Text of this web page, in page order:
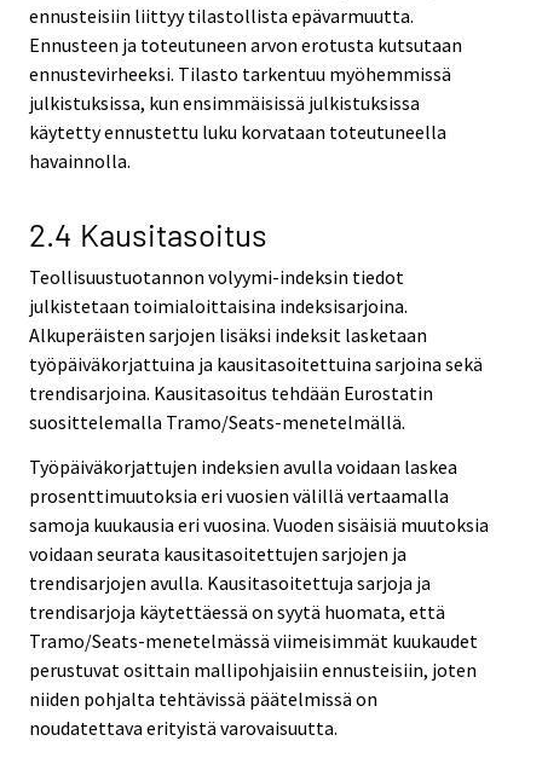
ennusteisiin liittyy tilastollista epävarmuutta.
Ennusteen ja toteutuneen arvon erotusta kutsutaan
ennustevirheeksi. Tilasto tarkentuu myöhemmissä
julkistuksissa, kun ensimmäisissä julkistuksissa
käytetty ennustettu luku korvataan toteutuneella
havainnolla.
2.4 Kausitasoitus
Teollisuustuotannon volyymi-indeksin tiedot
julkistetaan toimialoittaisina indeksisarjoina.
Alkuperäisten sarjojen lisäksi indeksit lasketaan
työpäiväkorjattuina ja kausitasoitettuina sarjoina sekä
trendisarjoina. Kausitasoitus tehdään Eurostatin
suosittelemalla Tramo/Seats-menetelmällä.
Työpäiväkorjattujen indeksien avulla voidaan laskea
prosenttimuutoksia eri vuosien välillä vertaamalla
samoja kuukausia eri vuosina. Vuoden sisäisiä muutoksia
voidaan seurata kausitasoitettujen sarjojen ja
trendisarjojen avulla. Kausitasoitettuja sarjoja ja
trendisarjoja käytettäessä on syytä huomata, että
Tramo/Seats-menetelmässä viimeisimmät kuukaudet
perustuvat osittain mallipohjaisiin ennusteisiin, joten
niiden pohjalta tehtävissä päätelmissä on
noudatettava erityistä varovaisuutta.